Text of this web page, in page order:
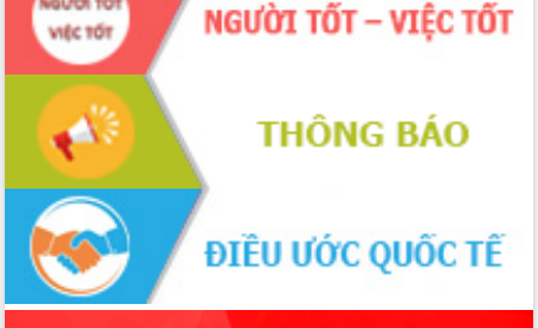
Gặp mặt các cơ quan báo chí nhân Kỷ
niệm 101 năm Ngày Báo chí Cách
mạng Việt Nam
Đắk Lắk sơ kết 4 năm triển khai thực
hiện Đề án 06 của Chính phủ
Họp báo thông tin về Hội nghị Công bố
Quy hoạch và Xúc tiến đầu tư tỉnh Đắk
Khơi thông điểm nghẽn, đẩy nhanh
giải ngân vốn khắc phục thiên tai
HĐND tỉnh thông qua điều chỉnh Quy
hoạch tỉnh thời kỳ 2021-2030